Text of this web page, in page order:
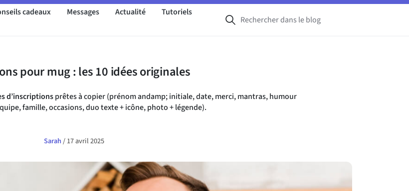
cadeaux Messages Actualité
Tutoriels
pour mug : les 10 idées originales
d’inscriptionsprêtes à copier (prénom andamp; initiale, date, merci, mantras, humour
famille, occasions, duo texte + icône, photo + légende).
Sarah/ 17 avril 2025